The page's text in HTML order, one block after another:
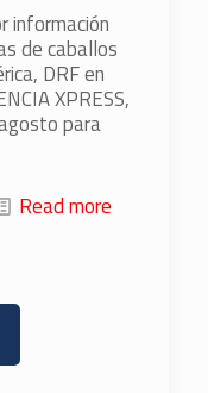
información
de caballos
DRF en
XPRESS,
para
Read more